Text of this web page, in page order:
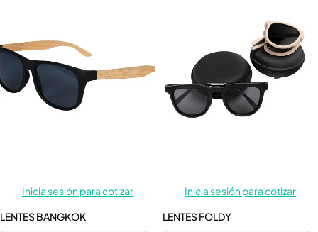
Inicia sesión para cotizar
LENTES BANGKOK
Inicia sesión para cotizar
LENTES FOLDY